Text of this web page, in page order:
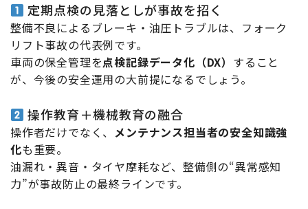
定期点検の見落としが事故を招く
整備不良によるブレーキ・油圧トラブルは、フォーク
リフト事故の代表例です。
車両の保全管理を点検記録データ化（DX） すること
が、今後の安全運用の大前提になるでしょう。
操作教育＋機械教育の融合
操作者だけでなく、 メンテナンス担当者の安全知識強
化も重要。
油漏れ・異音・タイヤ摩耗など、整備側の“異常感知
力”が事故防止の最終ラインです。